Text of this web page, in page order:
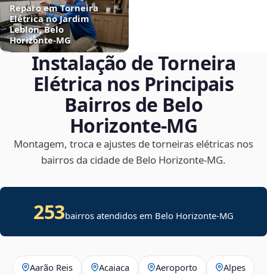
Reparo em Torneira
Elétrica no Jardim
Leblon, Belo
Horizonte‑MG
Instalação de Torneira
Elétrica nos Principais
Bairros de Belo
Horizonte‑MG
Montagem, troca e ajustes de torneiras elétricas nos
bairros da cidade de Belo Horizonte‑MG.
253bairros atendidos em Belo Horizonte-MG
Aarão Reis Acaiaca Aeroporto Alpes